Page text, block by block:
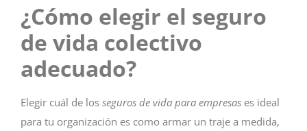
¿Cómo elegir el seguro
de vida colectivo
adecuado?
Elegir cuál de los seguros de vida para empresas es ideal
para tu organización es como armar un traje a medida,